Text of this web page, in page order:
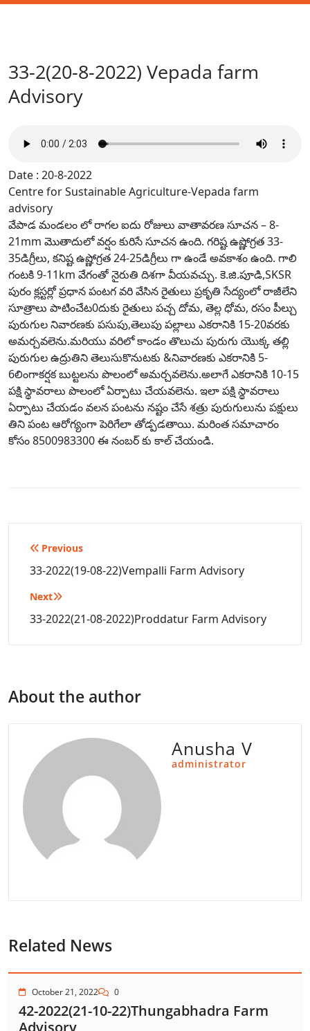
33-2(20-8-2022) Vepada farm
Advisory
Date : 20-8-2022
Centre for Sustainable Agriculture-Vepada farm
advisory
వేపాడ మండలం లో రాగల ఐదు రోజులు వాతావరణ సూచన – 8-
21mm మొతాదులో వర్షం కురిసే సూచన ఉంది. గరిష్ట ఉష్ణోగ్రత 33-
35డిగ్రీలు, కనిష్ట ఉష్ణోగ్రత 24-25డిగ్రీలు గా ఉండే అవకాశం ఉంది. గాలి
గంటకి 9-11km వేగంతో నైరుతి దిశగా వీయవచ్చు. కె.జి.పూడి,SKSR
పురం క్లస్టర్లో ప్రధాన పంటగ వరి వేసిన రైతులు ప్రకృతి సేద్యంలో రాజీలేని
సూత్రాలు పాటించేట0దుకు రైతులు పచ్చ దోమ, తెల్ల ధోమ, రసం పీల్చు
పురుగుల నివారణకు పసుపు,తెలుపు పల్లాలు ఎకరానికి 15-20వరకు
అమర్చవలెను.మరియు వరిలో కాండం తొలుచు పురుగు యొక్క తల్లి
పురుగుల ఉద్రుతిని తెలుసుకొనుటకు &నివారణకు ఎకరానికి 5-
6లింగాకర్షక బుట్టలను పొలంలో అమర్చవలెను.అలాగే ఎకరానికి 10-15
పక్షి స్థావరాలు పొలంలో ఏర్పాటు చేయవలెను. ఇలా పక్షి స్థావరాలు
ఏర్పాటు చేయడం వలన పంటను నష్టం చేసే శత్రు పురుగులును పక్షులు
తిని పంట ఆరోగ్యంగా పెరిగేలా తోడ్పడతాయి. మరింత సమాచారం
కోసం 8500983300 ఈ నంబర్ కు కాల్ చేయండి.
Post
navigation
Previous
33-2022(19-08-22)Vempalli Farm Advisory
Next
33-2022(21-08-2022)Proddatur Farm Advisory
About the author
Anusha V
administrator
Related News
October 21, 2022 0
42-2022(21-10-22)Thungabhadra Farm
Advisory